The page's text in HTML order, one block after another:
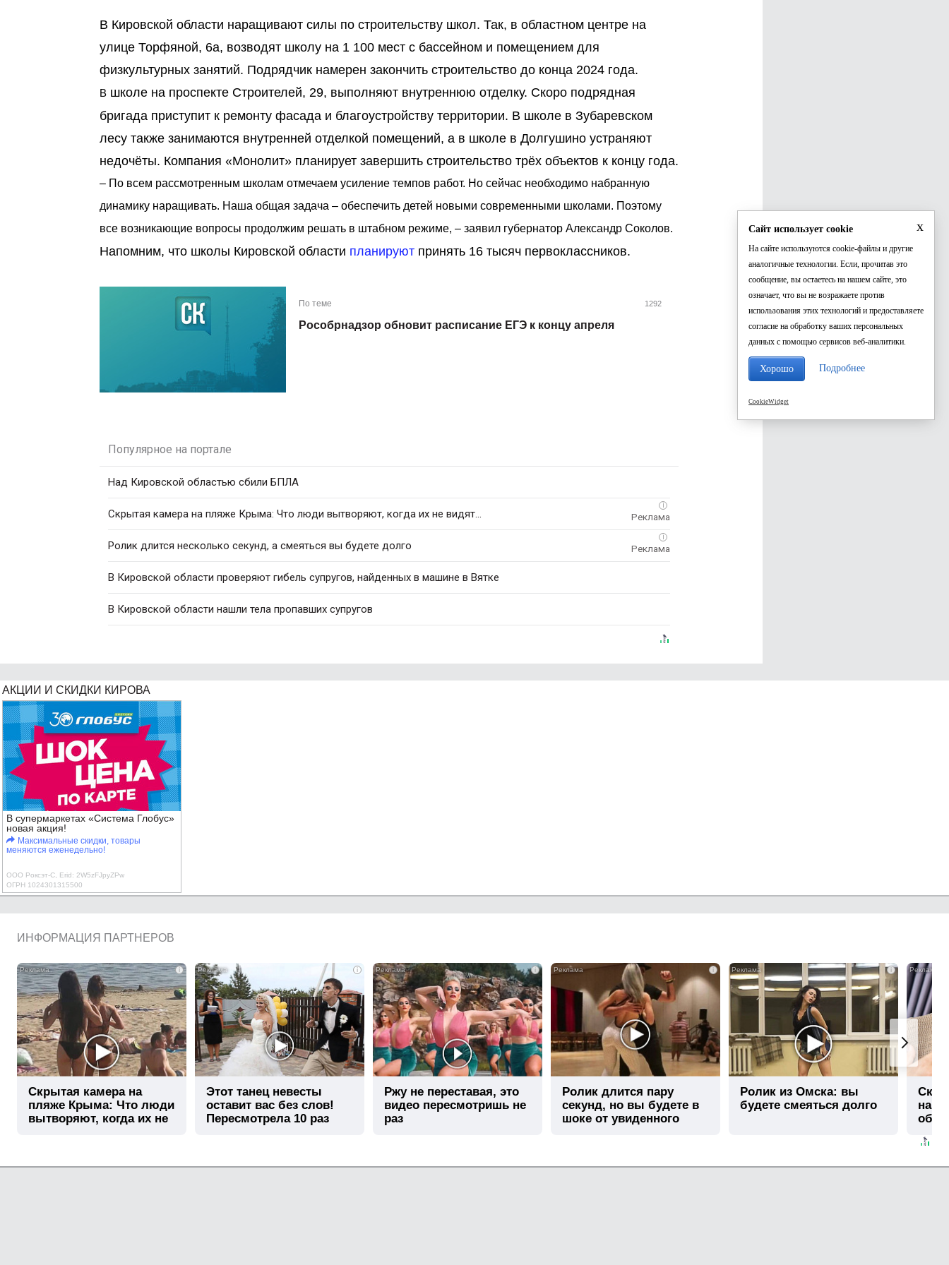
В Кировской области наращивают силы по строительству школ. Так, в областном центре на
улице Торфяной, 6a, возводят школу на 1 100 мест с бассейном и помещением для
физкультурных занятий. Подрядчик намерен закончить строительство до конца 2024 года.
В школе на проспекте Строителей, 29, выполняют внутреннюю отделку. Скоро подрядная
бригада приступит к ремонту фасада и благоустройству территории. В школе в Зубаревском
лесу также занимаются внутренней отделкой помещений, а в школе в Долгушино устраняют
недочёты. Компания «Монолит» планирует завершить строительство трёх объектов к концу года.
– По всем рассмотренным школам отмечаем усиление темпов работ. Но сейчас необходимо набранную
динамику наращивать. Наша общая задача – обеспечить детей новыми современными школами. Поэтому
все возникающие вопросы продолжим решать в штабном режиме, – заявил губернатор Александр Соколов.
Напомним, что школы Кировской области планируют принять 16 тысяч первоклассников.
По теме 1292
Рособрнадзор обновит расписание ЕГЭ к концу апреля
Популярное на портале
Над Кировской областью сбили БПЛА
i
Скрытая камера на пляже Крыма: Что люди вытворяют, когда их не видят...
i
Ролик длится несколько секунд, а смеяться вы будете долго
В Кировской области проверяют гибель супругов, найденных в машине в Вятке
В Кировской области нашли тела пропавших супругов
АКЦИИ И СКИДКИ КИРОВА
В супермаркетах «Система Глобус»
новая акция!
Максимальные скидки, товары
меняются еженедельно!
ООО Роксэт-С, Erid: 2W5zFJpyZPw
ОГРН 1024301315500
ИНФОРМАЦИЯ ПАРТНЕРОВ
i
Скрытая камера на
пляже Крыма: Что люди
вытворяют, когда их не
i
Этот танец невесты
оставит вас без слов!
Пересмотрела 10 раз
i
Ржу не переставая, это
видео пересмотришь не
раз
i
Ролик длится пару
секунд, но вы будете в
шоке от увиденного
i
Ролик из Омска: вы
будете смеяться долго
на
x
Сайт использует cookie
На сайте используются cookie-файлы и другие
аналогичные технологии. Если, прочитав это
сообщение, вы остаетесь на нашем сайте, это
означает, что вы не возражаете против
использования этих технологий и предоставляете
согласие на обработку ваших персональных
данных с помощью сервисов веб-аналитики.
Хорошо Подробнее
CookieWidget